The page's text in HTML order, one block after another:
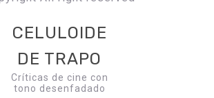
CELULOIDE
DE TRAPO
Críticas de cine con
tono desenfadado